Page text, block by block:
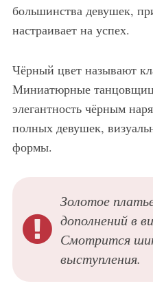
большинства девушек,
настраивает на успех.
Чёрный цвет называют
Миниатюрные
элегантность чёрным
полных девушек,
формы.
Золотое
дополнений в
Смотрится
выступления.